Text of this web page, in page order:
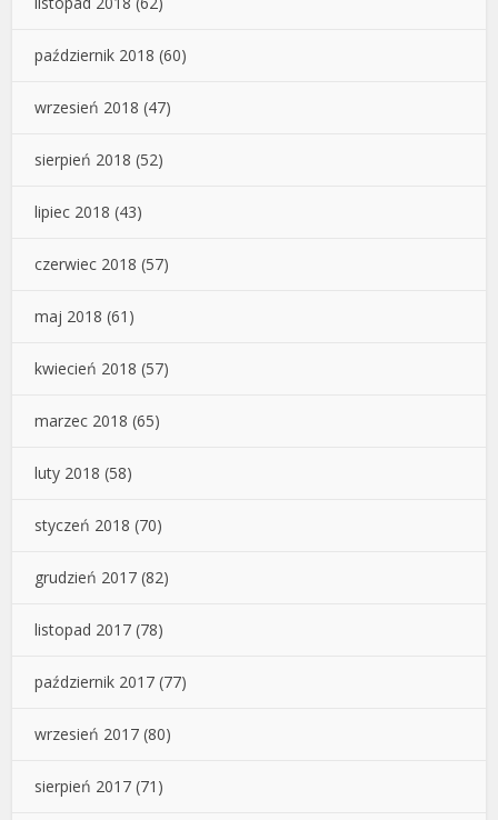
październik 2018 (60)
wrzesień 2018 (47)
sierpień 2018 (52)
lipiec 2018 (43)
czerwiec 2018 (57)
maj 2018 (61)
kwiecień 2018 (57)
marzec 2018 (65)
luty 2018 (58)
styczeń 2018 (70)
grudzień 2017 (82)
listopad 2017 (78)
październik 2017 (77)
wrzesień 2017 (80)
sierpień 2017 (71)